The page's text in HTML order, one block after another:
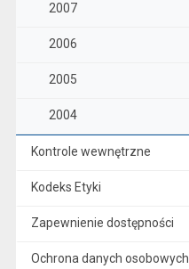
2007
2006
2005
2004
Kontrole wewnętrzne
Kodeks Etyki
Zapewnienie dostępności
Ochrona danych osobowych